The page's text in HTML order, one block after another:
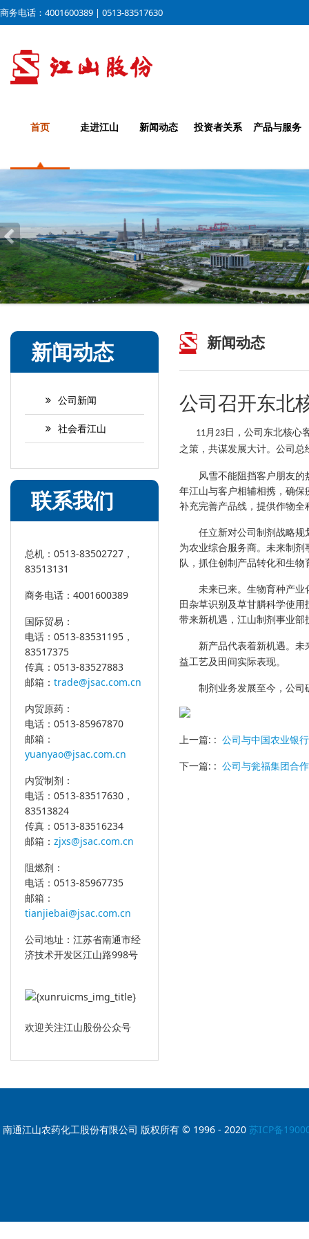
商务电话：4001600389 | 0513-83517630
首页 走进江山 新闻动态 投资者关系 产品与服务
新闻动态
公司新闻
社会看江山
联系我们
总机：0513-83502727，
83513131
商务电话：4001600389
国际贸易：
电话：0513-83531195，
83517375
传真：0513-83527883
邮箱： trade@jsac.com.cn
内贸原药：
电话：0513-85967870
邮箱：
yuanyao@jsac.com.cn
内贸制剂：
电话：0513-83517630，
83513824
传真：0513-83516234
邮箱： zjxs@jsac.com.cn
阻燃剂：
电话：0513-85967735
邮箱：
tianjiebai@jsac.com.cn
公司地址：江苏省南通市经
济技术开发区江山路998号
欢迎关注江山股份公众号
新闻动态
公司召开东北
11 月 23日，公司东北核心
之策，共谋发展大计。公司
风雪不能阻挡客户朋友
年江山与客户相辅相携，确
补充完善产品线，提供作物
任立新对公司制剂战略规
为农业综合服务商。未来制
队，抓住创制产品转化和生
未来已来。生物育种产业
田杂草识别及草甘膦科学使
带来新机遇，江山制剂事业
新产品代表着新机遇。未
益工艺及田间实际表现。
制剂业务发展至今，公司
上一篇: : 公司与中国农业银
下一篇: : 公司与瓮福集团合
南通江山农药化工股份有限公司 版权所有 © 1996 - 2020 苏ICP备